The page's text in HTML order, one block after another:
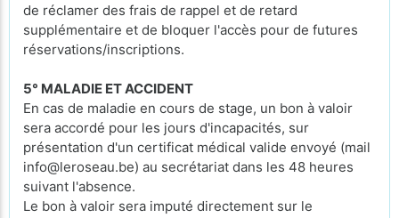
de réclamer des frais de rappel et de retard
supplémentaire et de bloquer l'accès pour de futures
réservations/inscriptions.
5° MALADIE ET ACCIDENT
En cas de maladie en cours de stage, un bon à valoir
sera accordé pour les jours d'incapacités, sur
présentation d'un certificat médical valide envoyé (mail
info@leroseau.be) au secrétariat dans les 48 heures
suivant l'absence.
Le bon à valoir sera imputé directement sur le